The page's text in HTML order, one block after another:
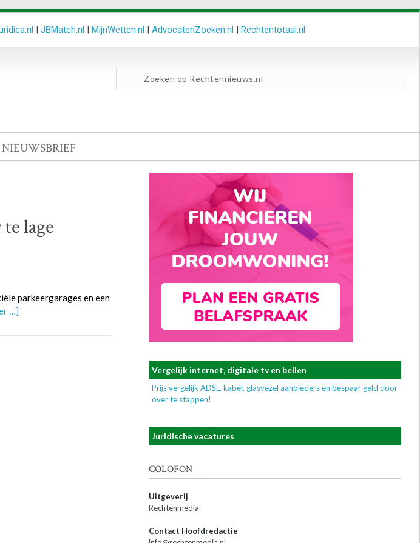
| JBMatch.nl | MijnWetten.nl | AdvocatenZoeken.nl | Rechtentotaal.nl
NIEUWSBRIEF
lage
parkeergarages en een
…]
Vergelijk internet, digitale tv en bellen
Prijs vergelijk ADSL, kabel, glasvezel aanbieders en bespaar geld door
over te stappen!
Juridische vacatures
COLOFON
Uitgeverij
Rechtenmedia
Contact Hoofdredactie